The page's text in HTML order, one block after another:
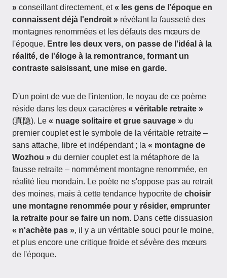
» conseillant directement, et« les gens de l'époque en
connaissent déjà l'endroit » révélant la fausseté des
montagnes renommées et les défauts des mœurs de
l'époque. Entre les deux vers, on passe de l'idéal à la
réalité, de l'éloge à la remontrance, formant un
contraste saisissant, une mise en garde.
D'un point de vue de l'intention, le noyau de ce poème
réside dans les deux caractères « véritable retraite »
(真隐). Le « nuage solitaire et grue sauvage » du
premier couplet est le symbole de la véritable retraite –
sans attache, libre et indépendant ; la « montagne de
Wozhou » du dernier couplet est la métaphore de la
fausse retraite – nommément montagne renommée, en
réalité lieu mondain. Le poète ne s'oppose pas au retrait
des moines, mais à cette tendance hypocrite de choisir
une montagne renommée pour y résider, emprunter
la retraite pour se faire un nom. Dans cette dissuasion
« n'achète pas », il y a un véritable souci pour le moine,
et plus encore une critique froide et sévère des mœurs
de l'époque.